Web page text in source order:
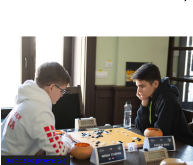
Europsko prvenstvo